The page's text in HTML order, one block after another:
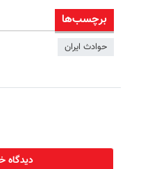
برچسب‌ها
حوادث ایران
دیدگاه